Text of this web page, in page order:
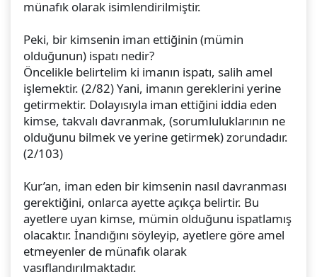
münafık olarak isimlendirilmiştir.
Peki, bir kimsenin iman ettiğinin (mümin
olduğunun) ispatı nedir?
Öncelikle belirtelim ki imanın ispatı, salih amel
işlemektir. (2/82) Yani, imanın gereklerini yerine
getirmektir. Dolayısıyla iman ettiğini iddia eden
kimse, takvalı davranmak, (sorumluluklarının ne
olduğunu bilmek ve yerine getirmek) zorundadır.
(2/103)
Kur’an, iman eden bir kimsenin nasıl davranması
gerektiğini, onlarca ayette açıkça belirtir. Bu
ayetlere uyan kimse, mümin olduğunu ispatlamış
olacaktır. İnandığını söyleyip, ayetlere göre amel
etmeyenler de münafık olarak
vasıflandırılmaktadır.